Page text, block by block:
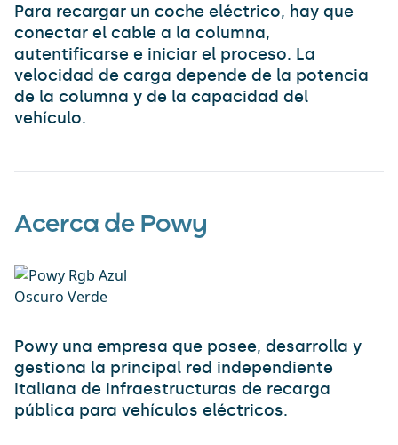
Para recargar un coche eléctrico, hay que
conectar el cable a la columna,
autentificarse e iniciar el proceso. La
velocidad de carga depende de la potencia
de la columna y de la capacidad del
vehículo.
Acerca de Powy
Powy una empresa que posee, desarrolla y
gestiona la principal red independiente
italiana de infraestructuras de recarga
pública para vehículos eléctricos.